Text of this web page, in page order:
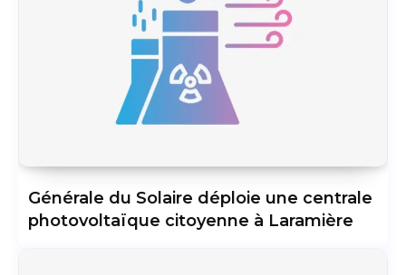
Générale du Solaire déploie une centrale
photovoltaïque citoyenne à Laramière